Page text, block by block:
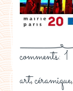
comments: 1
art, céramique,